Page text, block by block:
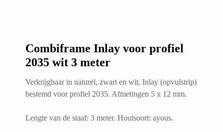
Combiframe Inlay voor profiel
2035 wit 3 meter
Verkrijgbaar in naturel, zwart en wit. Inlay (opvulstrip)
bestemd voor profiel 2035. Afmetingen 5 x 12 mm.
Lengte van de staaf: 3 meter. Houtsoort: ayous.